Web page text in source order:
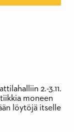
2.-3.11.
moneen
löytöjä itselle